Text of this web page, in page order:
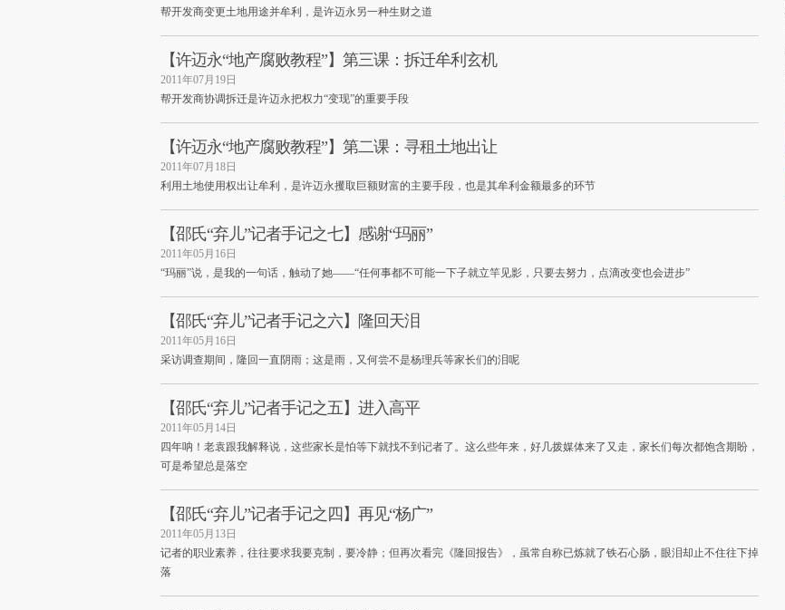
帮开发商变更土地用途并牟利，是许迈永另一种生财之道
【许迈永“地产腐败教程”】第三课：拆迁牟利玄机
2011年07月19日
帮开发商协调拆迁是许迈永把权力“变现”的重要手段
【许迈永“地产腐败教程”】第二课：寻租土地出让
2011年07月18日
利用土地使用权出让牟利，是许迈永攫取巨额财富的主要手段，也是其牟利金额最多的环节
【邵氏“弃儿”记者手记之七】感谢“玛丽”
2011年05月16日
“玛丽”说，是我的一句话，触动了她——“任何事都不可能一下子就立竿见影，只要去努力，点滴改变也会进步”
【邵氏“弃儿”记者手记之六】隆回天泪
2011年05月16日
采访调查期间，隆回一直阴雨；这是雨，又何尝不是杨理兵等家长们的泪呢
【邵氏“弃儿”记者手记之五】进入高平
2011年05月14日
四年呐！老袁跟我解释说，这些家长是怕等下就找不到记者了。这么些年来，好几拨媒体来了又走，家长们每次都饱含期盼，
可是希望总是落空
【邵氏“弃儿”记者手记之四】再见“杨广”
2011年05月13日
记者的职业素养，往往要求我要克制，要冷静；但再次看完《隆回报告》，虽常自称已炼就了铁石心肠，眼泪却止不住往下掉
落